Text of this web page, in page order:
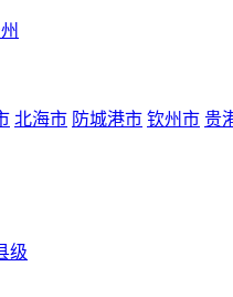
北海市 防城港市 钦州市 贵
级